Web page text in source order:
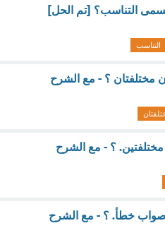
تسمى التناسب؟ [تم الحل]
التناسب
مختلفتان ؟ - مع الشرح
؟ - مع الشرح
صواب خطأ. ؟ - مع الشرح